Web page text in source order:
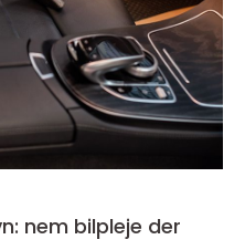
nem bilpleje der